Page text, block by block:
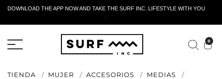
DOWNLOAD THE APP NOW AND TAKE THE SURF INC. LIFESTYLE WITH YOU
🤍
0
TIENDA MUJER ACCESORIOS
MEDIAS
FORMULARIO DE RETORNO ACTIVO